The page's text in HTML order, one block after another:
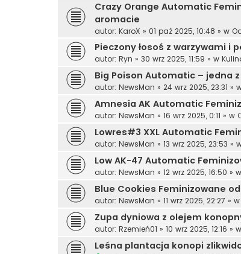
Crazy Orange Automatic
aromacie
autor: KaroX » 01 paź 2025, 10:48 » w
Pieczony łosoś z warzywami i
autor: Ryn » 30 wrz 2025, 11:59 » w
Big Poison Automatic – jedna
autor: NewsMan » 24 wrz 2025, 23:31 »
Amnesia AK Automatic
autor: NewsMan » 16 wrz 2025, 0:11 » w
Lowres#3 XXL Automatic
autor: NewsMan » 13 wrz 2025, 23:53 »
Low AK-47 Automatic
autor: NewsMan » 12 wrz 2025, 16:50 » w
Blue Cookies Feminizowane
autor: NewsMan » 11 wrz 2025, 22:27 » w
Zupa dyniowa z olejem
autor: Rzemień01 » 10 wrz 2025, 12:16 » w
Leśna plantacja konopi